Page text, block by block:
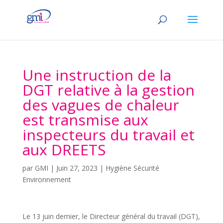
Une instruction de la
DGT relative à la gestion
des vagues de chaleur
est transmise aux
inspecteurs du travail et
aux DREETS
par GMI | Juin 27, 2023 | Hygiène Sécurité
Environnement
Le 13 juin dernier, le Directeur général du travail (DGT),